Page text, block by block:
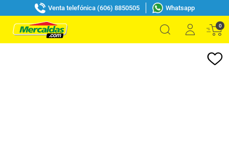
Venta telefónica (606) 8850505 Whatsapp
0